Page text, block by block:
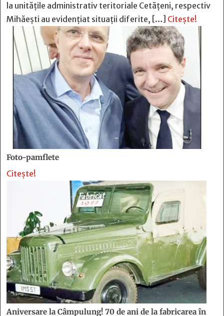
la unitățile administrativ teritoriale Cetățeni, respectiv
Mihăești au evidențiat situații diferite, […] Citește!
Foto-pamflete
Citește!
Aniversare la Câmpulung! 70 de ani de la fabricarea în